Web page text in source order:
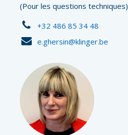
(Pour les questions techniques)
+32 486 85 34 48
e.ghersin@klinger.be